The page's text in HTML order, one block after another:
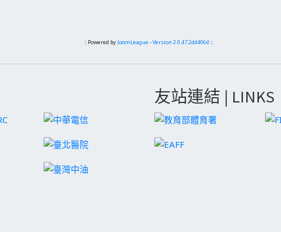
:: Powered by JoomLeague -Version 2.0.47.2dd406d ::
友站連結 | LINKS